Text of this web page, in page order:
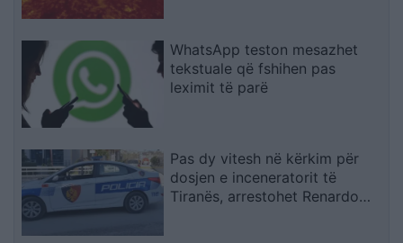
WhatsApp teston mesazhet
tekstuale që fshihen pas
leximit të parë
Pas dy vitesh në kërkim për
dosjen e inceneratorit të
Tiranës, arrestohet Renardo